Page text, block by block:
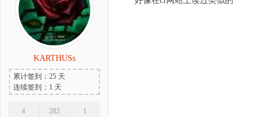
KARTHUSs
累计签到：25 天
连续签到：1 天
4
282
1